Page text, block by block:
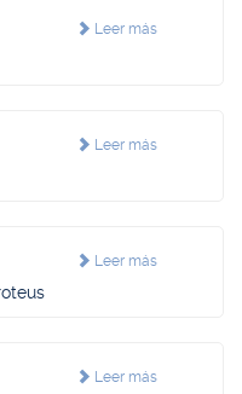
Leer más
Leer más
Leer más
Leer más